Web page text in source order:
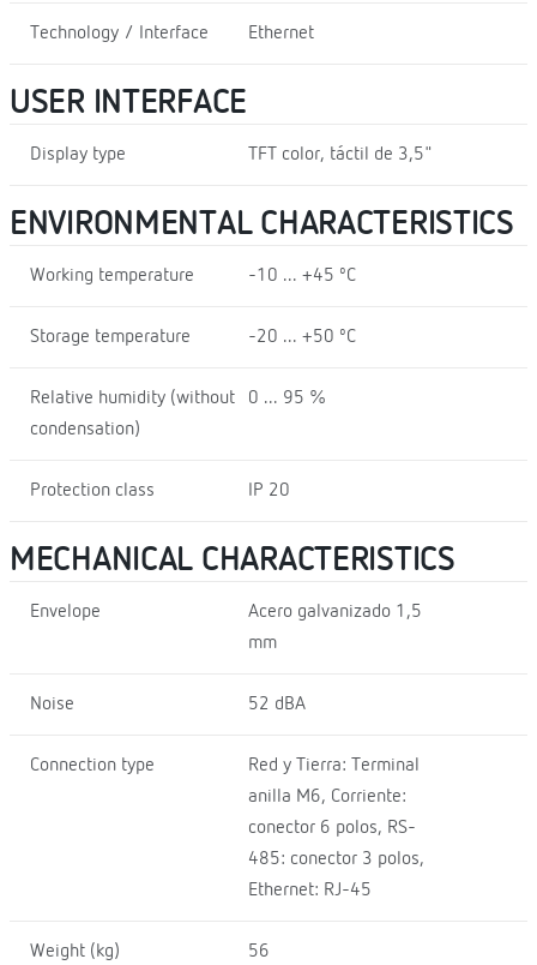
Technology / Interface Ethernet
USER INTERFACE
Display type TFT color, táctil de 3,5"
ENVIRONMENTAL CHARACTERISTICS
Working temperature -10 ... +45 ºC
Storage temperature -20 ... +50 ºC
Relative humidity (without
condensation)
0 ... 95 %
Protection class IP 20
MECHANICAL CHARACTERISTICS
Envelope
Acero galvanizado 1,5
mm
Noise 52 dBA
Connection type
Red y Tierra: Terminal
anilla M6, Corriente:
conector 6 polos, RS-
485: conector 3 polos,
Ethernet: RJ-45
Weight (kg) 56